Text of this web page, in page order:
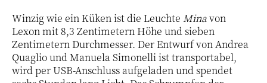
Winzig wie ein Küken ist die Leuchte Minavon
Lexon mit 8,3 Zentimetern Höhe und sieben
Zentimetern Durchmesser. Der Entwurf von Andrea
Quaglio und Manuela Simonelli ist transportabel,
wird per USB-Anschluss aufgeladen und spendet